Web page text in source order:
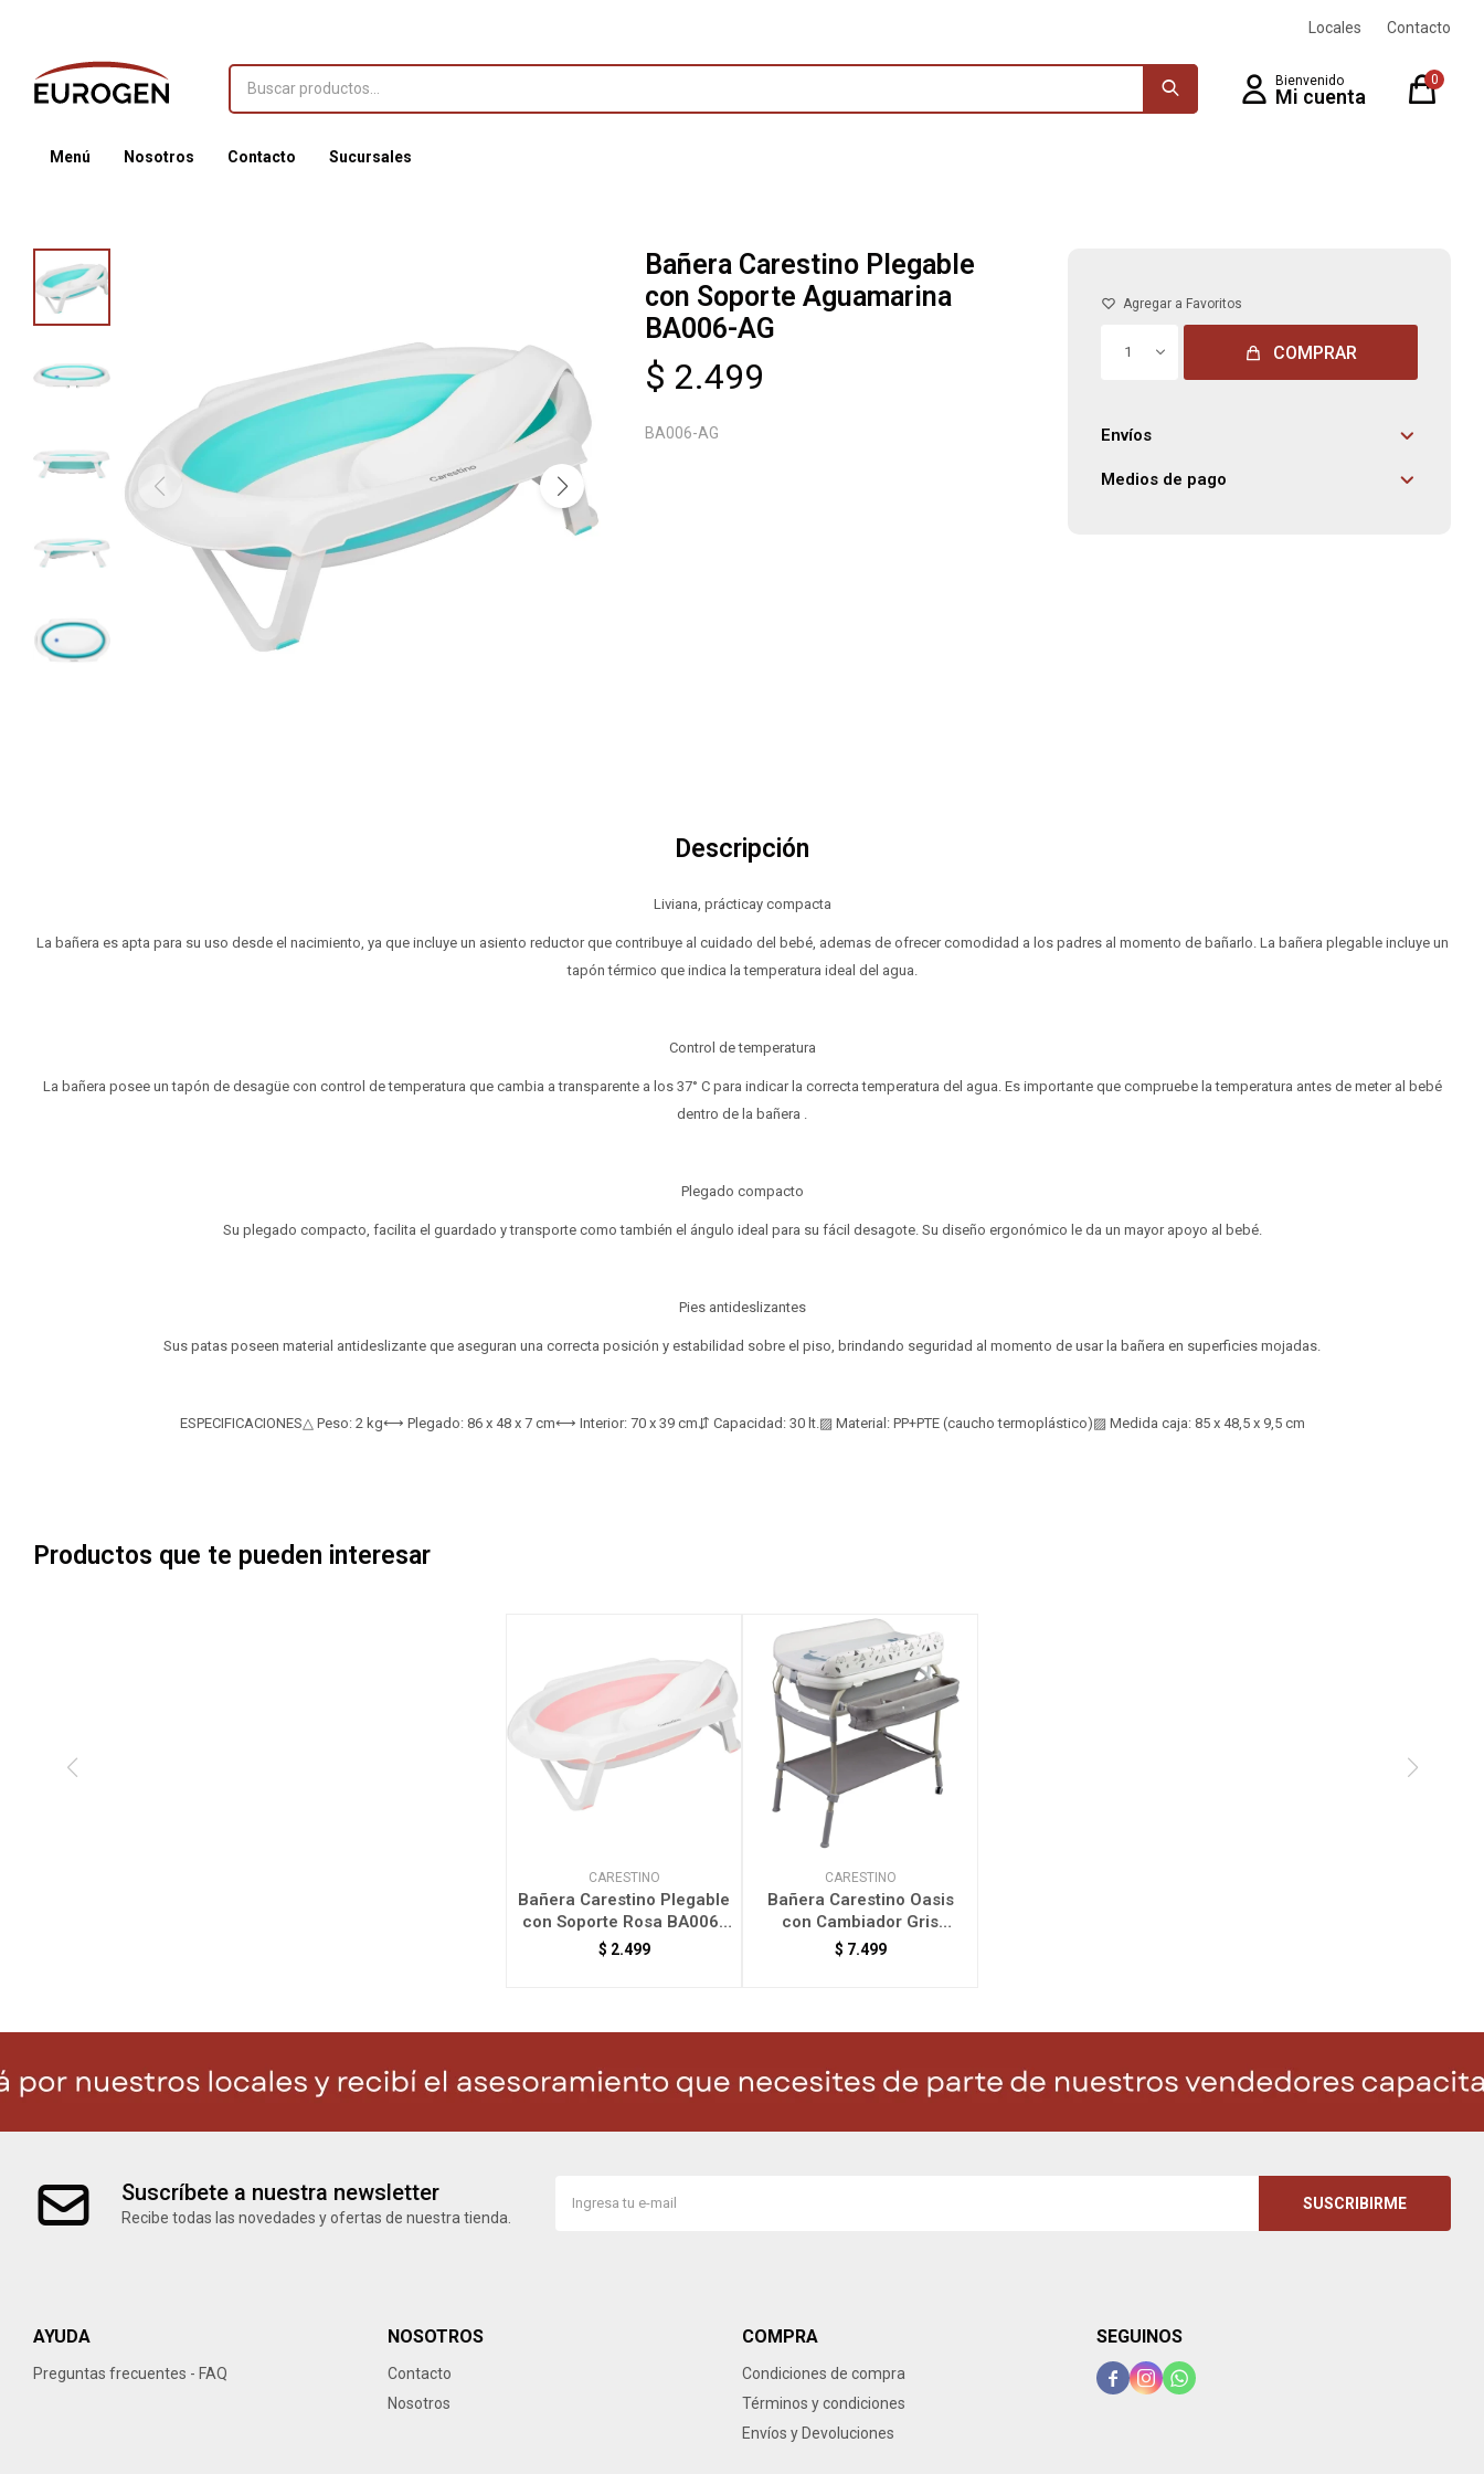
Menú Nosotros Contacto Sucursales
0
Locales Contacto
Bañera Carestino Plegable
con Soporte Aguamarina
BA006-AG
$ 2.499
BA006-AG
1 COMPRAR
Envíos
Medios de pago
Descripción
Liviana, prácticay compacta
La bañera es apta para su uso desde el nacimiento, ya que incluye un asiento reductor que contribuye al cuidado del bebé, ademas de ofrecer comodidad a los padres al momento de bañarlo. La bañera plegable incluye un
tapón térmico que indica la temperatura ideal del agua.
Control de temperatura
La bañera posee un tapón de desagüe con control de temperatura que cambia a transparente a los 37° C para indicar la correcta temperatura del agua. Es importante que compruebe la temperatura antes de meter al bebé
dentro de la bañera .
Plegado compacto
Su plegado compacto, facilita el guardado y transporte como también el ángulo ideal para su fácil desagote. Su diseño ergonómico le da un mayor apoyo al bebé.
Pies antideslizantes
Sus patas poseen material antideslizante que aseguran una correcta posición y estabilidad sobre el piso, brindando seguridad al momento de usar la bañera en superficies mojadas.
ESPECIFICACIONES△ Peso: 2 kg⟷ Plegado: 86 x 48 x 7 cm⟷ Interior: 70 x 39 cm⇵ Capacidad: 30 lt.▨ Material: PP+PTE (caucho termoplástico)▨ Medida caja: 85 x 48,5 x 9,5 cm
Productos que te pueden interesar
CARESTINO
Bañera Carestino Plegable
con Soporte Rosa BA006-
RS
$ 2.499
CARESTINO
Bañera Carestino Oasis
con Cambiador Gris
BA015-GR
$ 7.499
Suscríbete a nuestra newsletter
Recibe todas las novedades y ofertas de nuestra tienda.
SUSCRIBIRME
AYUDA
Preguntas frecuentes - FAQ
NOSOTROS
Contacto
Nosotros
COMPRA
Condiciones de compra
Términos y condiciones
Envíos y Devoluciones
SEGUINOS
  